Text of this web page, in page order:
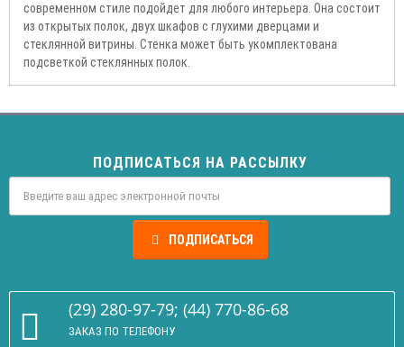
современном стиле подойдет для любого интерьера. Она состоит
из открытых полок, двух шкафов с глухими дверцами и
стеклянной витрины. Стенка может быть укомплектована
подсветкой стеклянных полок.
ПОДПИСАТЬСЯ НА РАССЫЛКУ
ПОДПИСАТЬСЯ
(29) 280-97-79; (44) 770-86-68
ЗАКАЗ ПО ТЕЛЕФОНУ